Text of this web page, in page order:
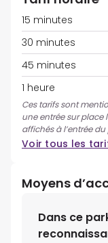
15 minutes
30 minutes
45 minutes
1 heure
Ces tarifs sont
une entrée sur place
affichés à l’entrée
Voir tous les
Moyens
Dans ce